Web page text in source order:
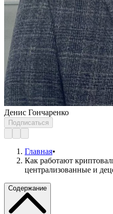
Денис Гончаренко
Подписаться
Главная•
Как работают
централизованные и
Содержание